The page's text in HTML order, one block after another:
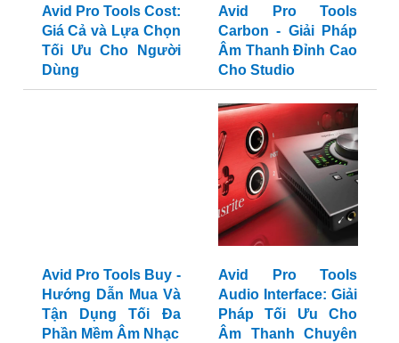
Avid Pro Tools Cost:
Giá Cả và Lựa Chọn
Tối Ưu Cho Người
Dùng
Avid Pro Tools
Carbon - Giải Pháp
Âm Thanh Đỉnh Cao
Cho Studio
Avid Pro Tools Buy -
Hướng Dẫn Mua Và
Tận Dụng Tối Đa
Phần Mềm Âm Nhạc
Avid Pro Tools
Audio Interface: Giải
Pháp Tối Ưu Cho
Âm Thanh Chuyên